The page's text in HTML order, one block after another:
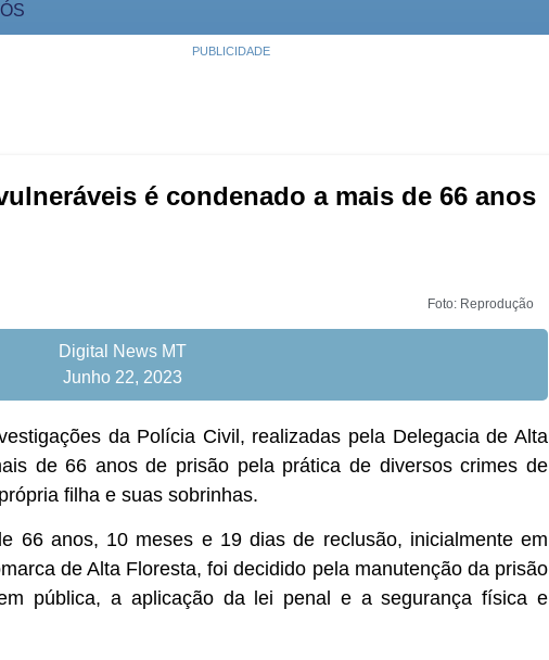
PUBLICIDADE
é condenado a mais de 66 anos
Foto: Reprodução
Digital News MT
Junho 22, 2023
da Polícia Civil, realizadas pela Delegacia de Alta
de 66 anos de prisão pela prática de diversos crimes de
filha e suas sobrinhas.
66 anos, 10 meses e 19 dias de reclusão, inicialmente em
de Alta Floresta, foi decidido pela manutenção da prisão
pública, a aplicação da lei penal e a segurança física e